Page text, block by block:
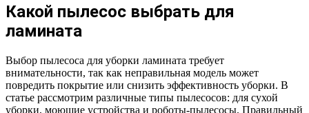
Какой пылесос выбрать для
ламината
Выбор пылесоса для уборки ламината требует
внимательности, так как неправильная модель может
повредить покрытие или снизить эффективность уборки. В
статье рассмотрим различные типы пылесосов: для сухой
уборки, моющие устройства и роботы-пылесосы. Правильный